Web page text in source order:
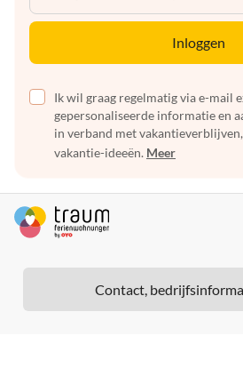
Inloggen
Ik wil graag regelmatig via e-mail
gepersonaliseerde informatie en
in verband met
vakantie-ideeën. Meer
Contact,